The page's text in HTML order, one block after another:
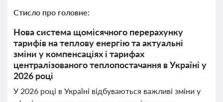
Стисло про головне:
Нова система щомісячного перерахунку
тарифів на теплову енергію та актуальні
зміни у компенсаціях і тарифах
централізованого теплопостачання в Україні у
2026 році
У 2026 році в Україні відбуваються важливі зміни у